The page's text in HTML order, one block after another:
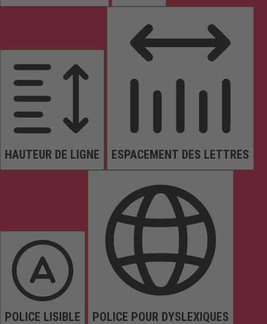
HAUTEUR DE LIGNE ESPACEMENT DES LETTRES
POLICE LISIBLE POLICE POUR DYSLEXIQUES